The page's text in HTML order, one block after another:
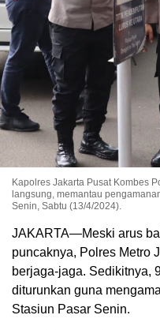
Kapolres Jakarta Pusat Kombes
langsung, memantau
Senin, Sabtu (13/4/2024).
JAKARTA—Meski arus
puncaknya, Polres Metro
berjaga-jaga. Sedikitnya,
diturunkan guna
Stasiun Pasar Senin.